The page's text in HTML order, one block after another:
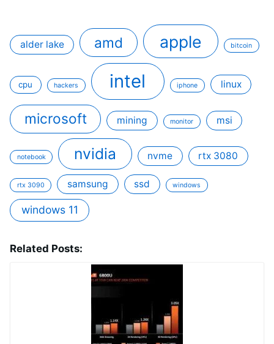
alder lake amd apple bitcoin
cpu hackers intel iphone linux
microsoft mining monitor msi
notebook nvidia nvme rtx 3080
rtx 3090 samsung ssd windows
windows 11
Related Posts: